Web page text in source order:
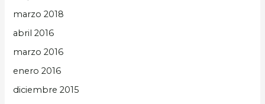
marzo 2018
abril 2016
marzo 2016
enero 2016
diciembre 2015